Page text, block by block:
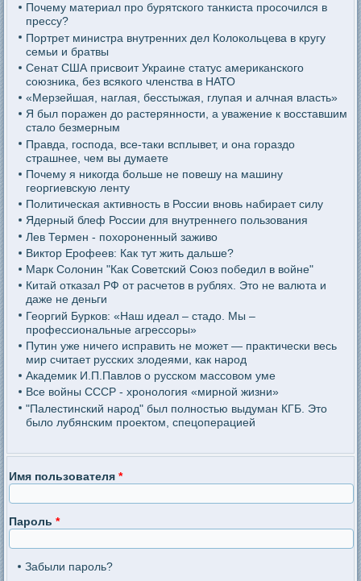
Почему материал про бурятского танкиста просочился в
прессу?
Портрет министра внутренних дел Колокольцева в кругу
семьи и братвы
Сенат США присвоит Украине статус американского
союзника, без всякого членства в НАТО
«Мерзейшая, наглая, бесстыжая, глупая и алчная власть»
Я был поражен до растерянности, а уважение к восставшим
стало безмерным
Правда, господа, все-таки всплывет, и она гораздо
страшнее, чем вы думаете
Почему я никогда больше не повешу на машину
георгиевскую ленту
Политическая активность в России вновь набирает силу
Ядерный блеф России для внутреннего пользования
Лев Термен - похороненный заживо
Виктор Ерофеев: Как тут жить дальше?
Марк Солонин "Как Советский Союз победил в войне"
Китай отказал РФ от расчетов в рублях. Это не валюта и
даже не деньги
Георгий Бурков: «Наш идеал – стадо. Мы –
профессиональные агрессоры»
Путин уже ничего исправить не может — практически весь
мир считает русских злодеями, как народ
Академик И.П.Павлов о русском массовом уме
Все войны СССР - хронология «мирной жизни»
"Палестинский народ" был полностью выдуман КГБ. Это
было лубянским проектом, спецоперацией
Имя пользователя*
Пароль*
Забыли пароль?